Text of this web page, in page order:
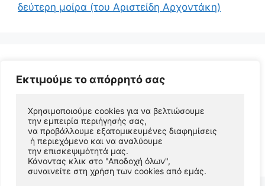
Εκτιμούμε το απόρρητό σας
Χρησιμοποιούμε cookies για να βελτιώσουμε
την εμπειρία περιήγησής σας,
να προβάλλουμε εξατομικευμένες διαφημίσεις
ή περιεχόμενο και να αναλύουμε
την επισκεψιμότητά μας.
Κάνοντας κλικ στο "Αποδοχή όλων",
συναινείτε στη χρήση των cookies από εμάς.
δεύτερη μοίρα (του Αριστείδη Αρχοντάκη)
© 2026 Αριστείδης Αρχοντάκης Φυσικός Συγγραφέας
• Φτιαγμένο μεGeneratePress